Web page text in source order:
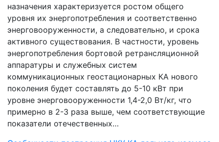
назначения характеризуется ростом общего
уровня их энергопотребления и соответственно
энерговооруженности, а следовательно, и срока
активного существования. В частности, уровень
энергопотребления бортовой ретрансляционной
аппаратуры и служебных систем
коммуникационных геостационарных КА нового
поколения будет составлять до 5-10 кВт при
уровне энерговооруженности 1,4-2,0 Вт/кг, что
примерно в 2-3 раза выше, чем соответствующие
показатели отечественных…